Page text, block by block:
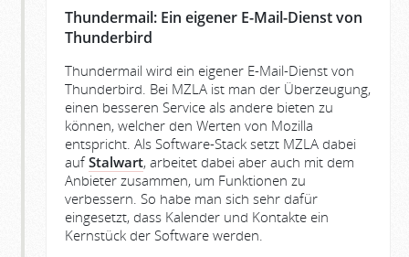
Thundermail: Ein eigener E-Mail-Dienst von
Thunderbird
Thundermail wird ein eigener E-Mail-Dienst von
Thunderbird. Bei MZLA ist man der Überzeugung,
einen besseren Service als andere bieten zu
können, welcher den Werten von Mozilla
entspricht. Als Software-Stack setzt MZLA dabei
aufStalwart, arbeitet dabei aber auch mit dem
Anbieter zusammen, um Funktionen zu
verbessern. So habe man sich sehr dafür
eingesetzt, dass Kalender und Kontakte ein
Kernstück der Software werden.